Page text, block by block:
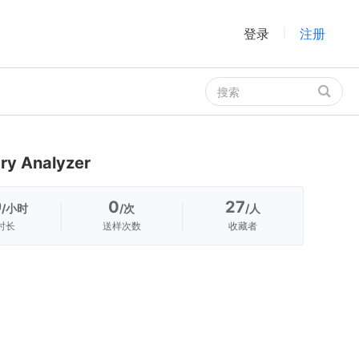
登录 注册
Analyzer
/小时
长
0/次
送样次数
27/人
收藏者